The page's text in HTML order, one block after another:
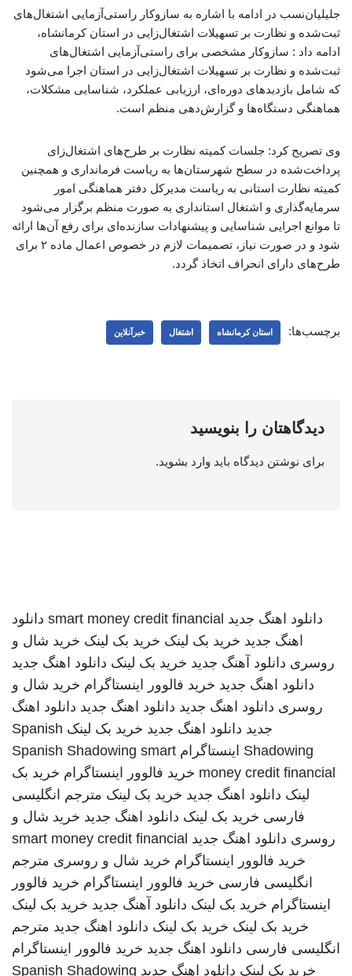
جلیلیان‌نسب در ادامه با اشاره به سازوکار راستی‌آزمایی اشتغال‌های
ثبت‌شده و نظارت بر تسهیلات اشتغال‌زایی در استان کرمانشاه،
ادامه داد : سازوکار مشخصی برای راستی‌آزمایی اشتغال‌های
ثبت‌شده و نظارت بر تسهیلات اشتغال‌زایی در استان اجرا می‌شود
که شامل بازدیدهای دوره‌ای، ارزیابی عملکرد، شناسایی مشکلات،
هماهنگی دستگاه‌ها و گزارش‌دهی منظم است.
وی تصریح کرد: جلسات کمیته نظارت بر طرح‌های اشتغال‌زای
پرداخت‌شده در سطح شهرستان‌ها به ریاست فرمانداری و همچنین
کمیته نظارت استانی به ریاست مدیرکل دفتر هماهنگی امور
سرمایه‌گذاری و اشتغال استانداری به صورت منظم برگزار می‌شود
تا موانع اجرایی شناسایی و پیشنهادات سازنده‌ای برای رفع آن‌ها ارائه
شود و در صورت نیاز، تصمیمات لازم در خصوص اعمال ماده ۲ برای
طرح‌های دارای انحراف اتخاذ گردد.
برچسب‌ها: استان کرمانشاه اشتغال خبرآنلاین
دیدگاهتان را بنویسید
برای نوشتن دیدگاه باید وارد بشوید.
دانلود اهنگ جدید smart money credit financial دانلود
اهنگ جدید خرید بک لینک خرید بک لینک خرید شال و
روسری دانلود آهنگ جدید خرید بک لینک دانلود اهنگ جدید
دانلود اهنگ جدید خرید فالوور اینستاگرام خرید شال و
روسری دانلود اهنگ جدید دانلود اهنگ جدید دانلود اهنگ
جدید دانلود اهنگ جدید خرید بک لینک Spanish
Shadowing اینستاگرام Spanish Shadowing smart
money credit financial خرید فالوور اینستاگرام خرید بک
لینک دانلود اهنگ جدید خرید بک لینک مترجم انگلیسی
فارسی خرید بک لینک دانلود اهنگ جدید خرید شال و
روسری دانلود اهنگ جدید smart money credit financial
خرید فالوور اینستاگرام خرید شال و روسری مترجم
انگلیسی فارسی خرید فالوور اینستاگرام خرید فالوور
اینستاگرام خرید بک لینک دانلود آهنگ جدید خرید بک لینک
خرید بک لینک خرید بک لینک دانلود اهنگ جدید مترجم
انگلیسی فارسی دانلود اهنگ جدید خرید فالوور اینستاگرام
خرید بک لینک دانلود اهنگ جدید Spanish Shadowing